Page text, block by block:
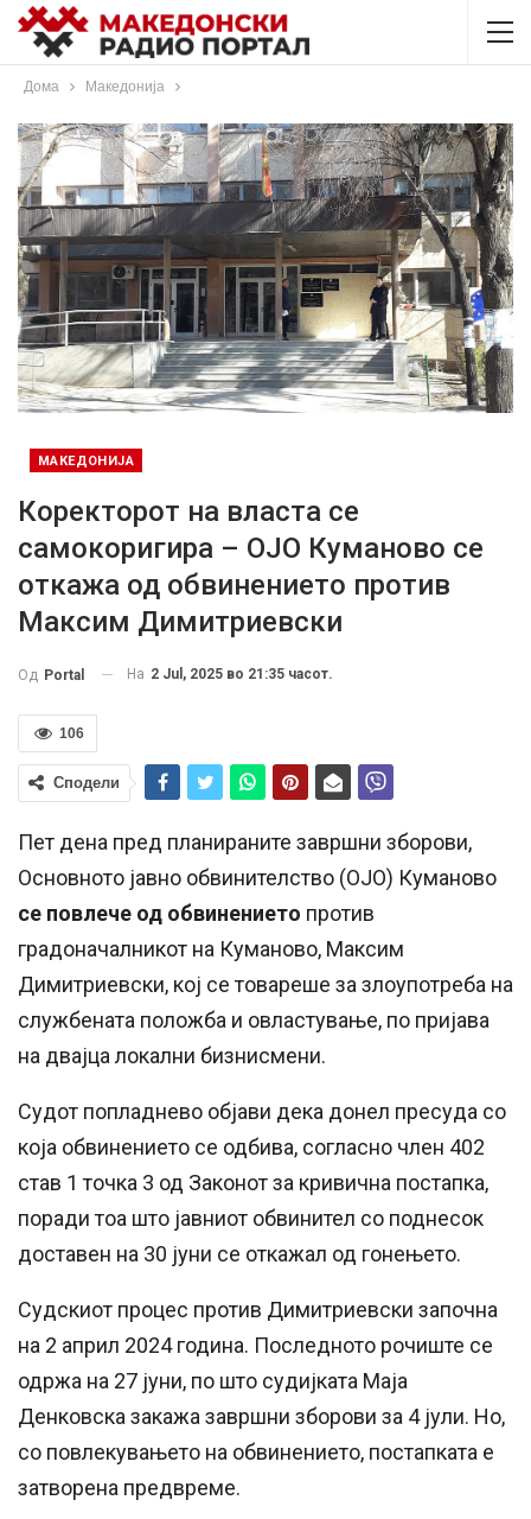
Дома Македонија
МАКЕДОНИЈА
Коректорот на власта се
самокоригира – ОЈО Куманово се
откажа од обвинението против
Максим Димитриевски
Од Portal На 2 Jul, 2025 во 21:35 часот.
106
Сподели
Пет дена пред планираните завршни зборови,
Основното јавно обвинителство (ОЈО) Куманово
се повлече од обвинението против
градоначалникот на Куманово, Максим
Димитриевски, кој се товареше за злоупотреба на
службената положба и овластување, по пријава
на двајца локални бизнисмени.
Судот попладнево објави дека донел пресуда со
која обвинението се одбива, согласно член 402
став 1 точка 3 од Законот за кривична постапка,
поради тоа што јавниот обвинител со поднесок
доставен на 30 јуни се откажал од гонењето.
Судскиот процес против Димитриевски започна
на 2 април 2024 година. Последното рочиште се
одржа на 27 јуни, по што судијката Маја
Денковска закажа завршни зборови за 4 јули. Но,
со повлекувањето на обвинението, постапката е
затворена предвреме.